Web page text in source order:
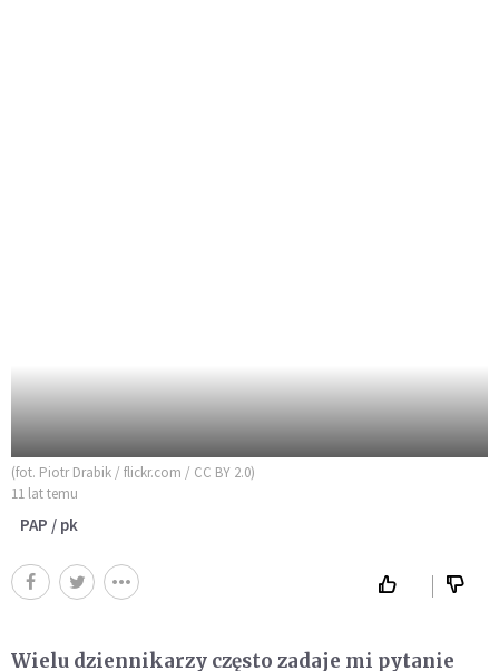
(fot. Piotr Drabik / flickr.com / CC BY 2.0)
11 lat temu
PAP / pk
Wielu dziennikarzy często zadaje mi pytanie